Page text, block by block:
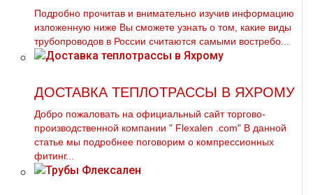
Подробно прочитав и внимательно изучив информацию
изложенную ниже Вы сможете узнать о том, какие виды
тpубопроводов в России считаются самыми востребо...
ДОСТАВКА ТЕПЛОТРАССЫ В ЯХРОМУ
Добро пожаловать на официальный сайт торгово-
производственной компании " Flехalеn .com" В данной
статье мы подробнее поговорим о компрессионных
фитинг...